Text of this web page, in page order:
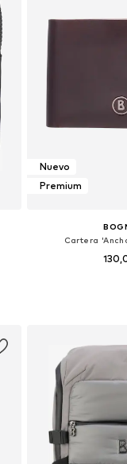
Nuevo
Premium
Cartera